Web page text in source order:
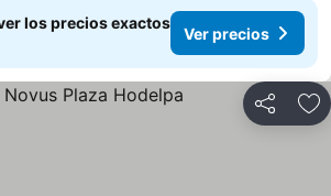
los precios exactos
Ver precios
Compartir